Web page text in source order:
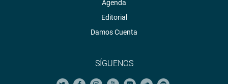
Agenda
Editorial
Damos Cuenta
SÍGUENOS